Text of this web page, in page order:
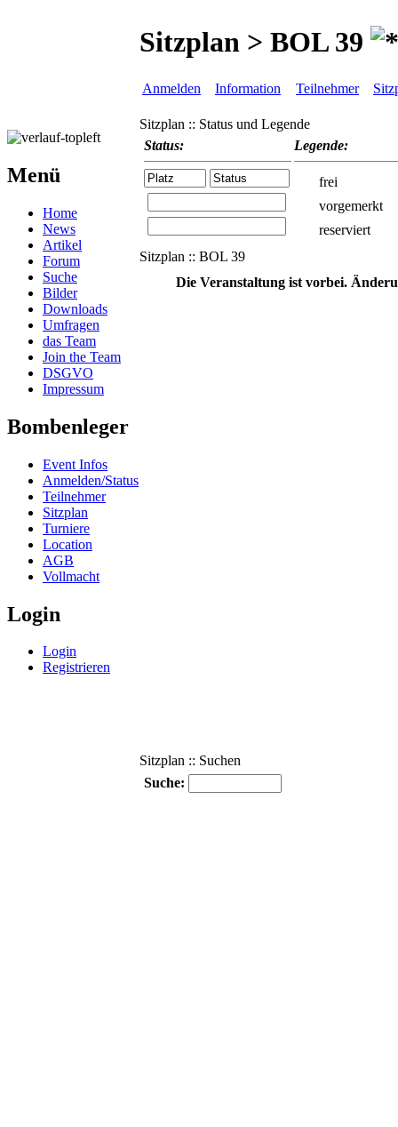
Menü
Home
News
Artikel
Forum
Suche
Bilder
Downloads
Umfragen
das Team
Join the Team
DSGVO
Impressum
Bombenleger
Event Infos
Anmelden/Status
Teilnehmer
Sitzplan
Turniere
Location
AGB
Vollmacht
Login
Login
Registrieren
Sitzplan > BOL 39
Anmelden Information Teilnehmer
Sitzplan :: Status und Legende
Status:
Legende:
frei
vorgemerkt
reserviert
Sitzplan :: BOL 39
Die Veranstaltung ist vorbei.
Sitzplan :: Suchen
Suche: